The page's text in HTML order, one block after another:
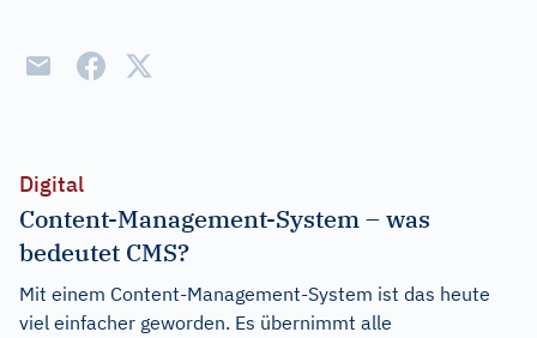
Digital
Content-Management-System – was
bedeutet CMS?
Mit einem Content-Management-System ist das heute
viel einfacher geworden. Es übernimmt alle